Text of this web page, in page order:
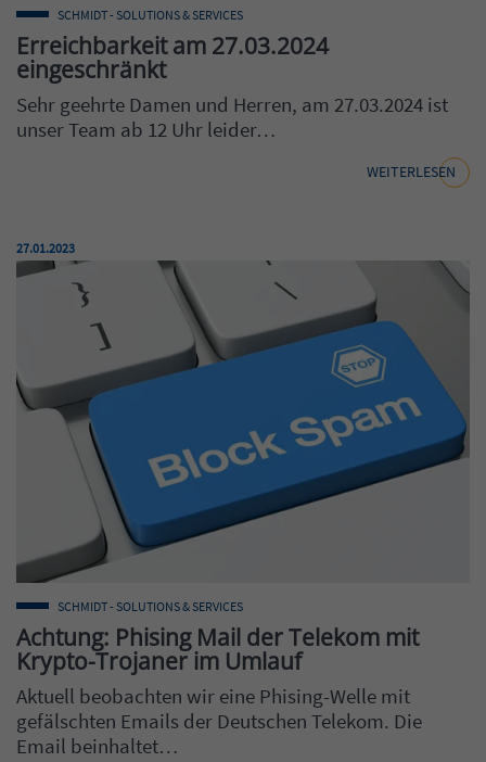
Erreichbarkeit am 27.03.2024
eingeschränkt
SCHMIDT - SOLUTIONS & SERVICES
Sehr geehrte Damen und Herren, am 27.03.2024 ist
unser Team ab 12 Uhr leider…
WEITERLESEN
Veröffentlicht am:
27.01.2023
Achtung: Phising Mail der Telekom mit
Krypto-Trojaner im Umlauf
SCHMIDT - SOLUTIONS & SERVICES
Aktuell beobachten wir eine Phising-Welle mit
gefälschten Emails der Deutschen Telekom. Die
Email beinhaltet…